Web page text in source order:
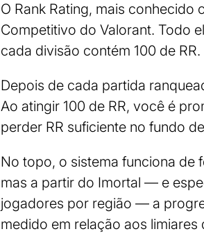
O Rank Rating, mais conhecido
Competitivo do Valorant. Todo
cada divisão contém 100 de RR.
Depois de cada partida
Ao atingir 100 de RR, você é
perder RR suficiente no fundo
No topo, o sistema funciona de
mas a partir do Imortal — e
jogadores por região — a
medido em relação aos